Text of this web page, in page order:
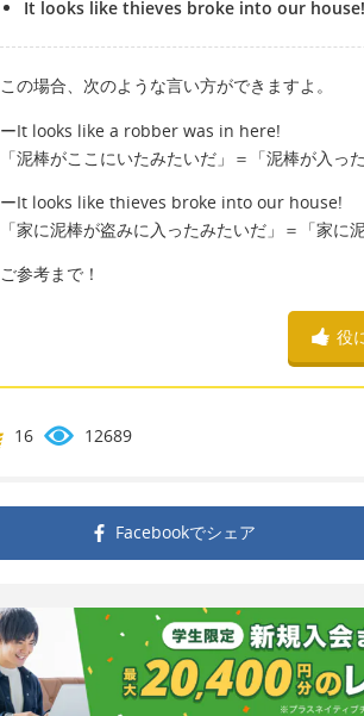
It looks like thieves broke into our house!
この場合、次のような言い方ができますよ。
ーIt looks like a robber was in here!
「泥棒がここにいたみたいだ」＝「泥棒が入っ
ーIt looks like thieves broke into our house!
「家に泥棒が盗みに入ったみたいだ」＝「家に
ご参考まで！
役
16 12689
Facebookでシェア